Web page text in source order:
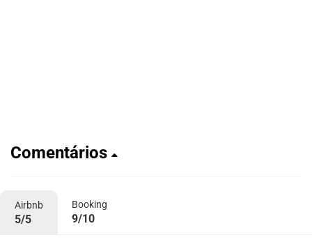
Comentários
Airbnb
5/5
Booking
9/10